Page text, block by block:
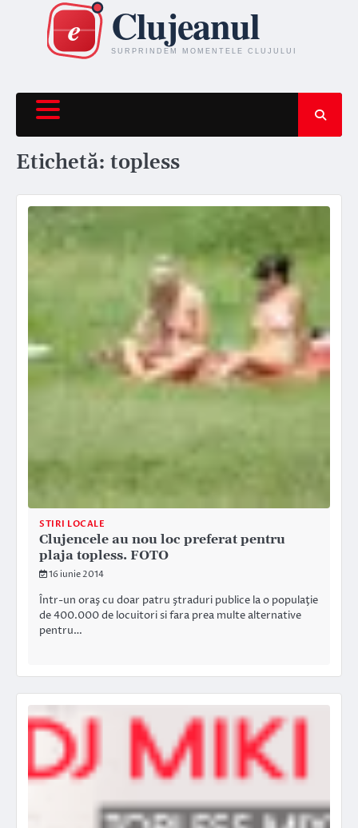
content
Etichetă: topless
STIRI LOCALE
Clujencele au nou loc preferat pentru
plaja topless. FOTO
16 iunie 2014
Într-un oraş cu doar patru ştraduri publice la o populaţie
de 400.000 de locuitori si fara prea multe alternative
pentru…